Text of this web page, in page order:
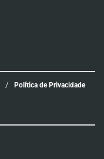
Política de Privacidade